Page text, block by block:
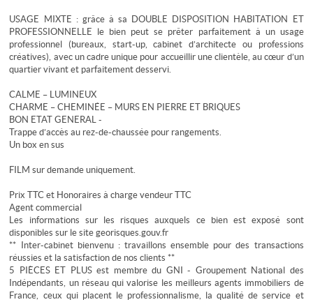
USAGE MIXTE : grâce à sa DOUBLE DISPOSITION HABITATION ET
PROFESSIONNELLE le bien peut se prêter parfaitement à un usage
professionnel (bureaux, start-up, cabinet d’architecte ou professions
créatives), avec un cadre unique pour accueillir une clientèle, au cœur d’un
quartier vivant et parfaitement desservi.
CALME – LUMINEUX
CHARME – CHEMINÉE – MURS EN PIERRE ET BRIQUES
BON ETAT GENERAL -
Trappe d’accès au rez-de-chaussée pour rangements.
Un box en sus
FILM sur demande uniquement.
Prix TTC et Honoraires à charge vendeur TTC
Agent commercial
Les informations sur les risques auxquels ce bien est exposé sont
disponibles sur le site georisques.gouv.fr
** Inter-cabinet bienvenu : travaillons ensemble pour des transactions
réussies et la satisfaction de nos clients **
5 PIÈCES ET PLUS est membre du GNI - Groupement National des
Indépendants, un réseau qui valorise les meilleurs agents immobiliers de
France, ceux qui placent le professionnalisme, la qualité de service et